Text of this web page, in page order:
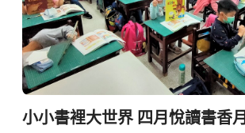
小小書裡大世界 四月悅讀書香月